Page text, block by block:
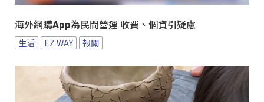
海外網購App為民間營運 收費、個資引疑慮
生活 EZ WAY 報關